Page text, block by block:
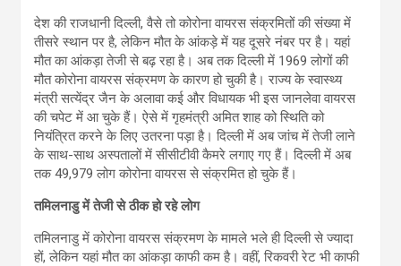
देश की राजधानी दिल्‍ली, वैसे तो कोरोना वायरस संक्रमितों की संख्‍या में
तीसरे स्‍थान पर है, लेकिन मौत के आंकड़े में यह दूसरे नंबर पर है। यहां
मौत का आंकड़ा तेजी से बढ़ रहा है। अब तक दिल्‍ली में 1969 लोगों की
मौत कोरोना वायरस संक्रमण के कारण हो चुकी है। राज्‍य के स्‍वास्‍थ्‍य
मंत्री सत्‍येंद्र जैन के अलावा कई और विधायक भी इस जानलेवा वायरस
की चपेट में आ चुके हैं। ऐसे में गृहमंत्री अमित शाह को स्थिति को
नियंत्रित करने के लिए उतरना पड़ा है। दिल्‍ली में अब जांच में तेजी लाने
के साथ-साथ अस्‍पतालों में सीसीटीवी कैमरे लगाए गए हैं। दिल्‍ली में अब
तक 49,979 लोग कोरोना वायरस से संक्रमित हो चुके हैं।
तमिलनाडु में तेजी से ठीक हो रहे लोग
तमिलनाडु में कोरोना वायरस संक्रमण के मामले भले ही दिल्‍ली से ज्‍यादा
हों, लेकिन यहां मौत का आंकड़ा काफी कम है। वहीं, रिकवरी रेट भी काफी